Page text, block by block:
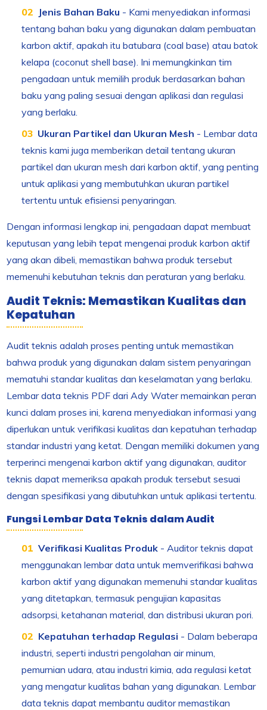
Jenis Bahan Baku - Kami menyediakan informasi
tentang bahan baku yang digunakan dalam pembuatan
karbon aktif, apakah itu batubara (coal base) atau batok
kelapa (coconut shell base). Ini memungkinkan tim
pengadaan untuk memilih produk berdasarkan bahan
baku yang paling sesuai dengan aplikasi dan regulasi
yang berlaku.
Ukuran Partikel dan Ukuran Mesh - Lembar data
teknis kami juga memberikan detail tentang ukuran
partikel dan ukuran mesh dari karbon aktif, yang penting
untuk aplikasi yang membutuhkan ukuran partikel
tertentu untuk efisiensi penyaringan.
Dengan informasi lengkap ini, pengadaan dapat membuat
keputusan yang lebih tepat mengenai produk karbon aktif
yang akan dibeli, memastikan bahwa produk tersebut
memenuhi kebutuhan teknis dan peraturan yang berlaku.
Audit Teknis: Memastikan Kualitas dan
Kepatuhan
Audit teknis adalah proses penting untuk memastikan
bahwa produk yang digunakan dalam sistem penyaringan
mematuhi standar kualitas dan keselamatan yang berlaku.
Lembar data teknis PDF dari Ady Water memainkan peran
kunci dalam proses ini, karena menyediakan informasi yang
diperlukan untuk verifikasi kualitas dan kepatuhan terhadap
standar industri yang ketat. Dengan memiliki dokumen yang
terperinci mengenai karbon aktif yang digunakan, auditor
teknis dapat memeriksa apakah produk tersebut sesuai
dengan spesifikasi yang dibutuhkan untuk aplikasi tertentu.
Fungsi Lembar Data Teknis dalam Audit
Verifikasi Kualitas Produk - Auditor teknis dapat
menggunakan lembar data untuk memverifikasi bahwa
karbon aktif yang digunakan memenuhi standar kualitas
yang ditetapkan, termasuk pengujian kapasitas
adsorpsi, ketahanan material, dan distribusi ukuran pori.
Kepatuhan terhadap Regulasi - Dalam beberapa
industri, seperti industri pengolahan air minum,
pemurnian udara, atau industri kimia, ada regulasi ketat
yang mengatur kualitas bahan yang digunakan. Lembar
data teknis dapat membantu auditor memastikan